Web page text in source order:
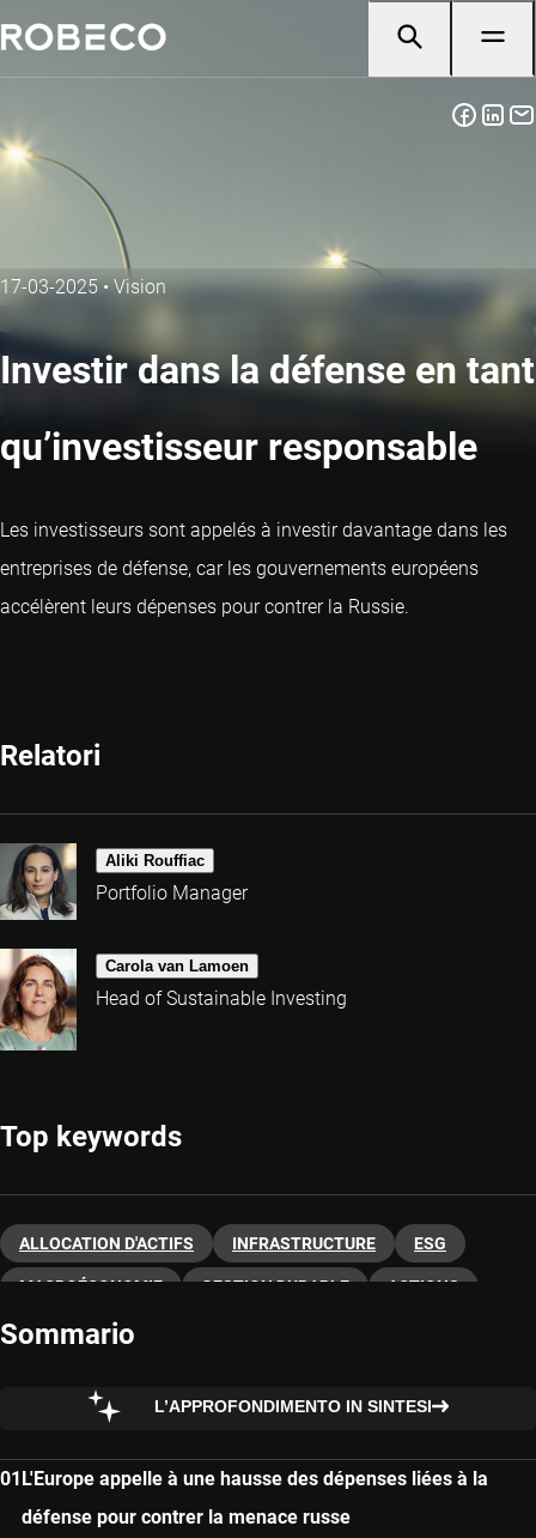
17-03-2025•Vision
Investir dans la défense en tant
qu’investisseur responsable
Les investisseurs sont appelés à investir davantage dans les
entreprises de défense, car les gouvernements européens
accélèrent leurs dépenses pour contrer la Russie.
Relatori
Aliki Rouffiac
Portfolio Manager
Carola van Lamoen
Head of Sustainable Investing
Top keywords
ALLOCATION D'ACTIFS INFRASTRUCTURE ESG
MACROÉCONOMIE GESTION DURABLE ACTIONS
Sommario
L’APPROFONDIMENTO IN SINTESI
L'Europe appelle à une hausse des dépenses liées à la
défense pour contrer la menace russe